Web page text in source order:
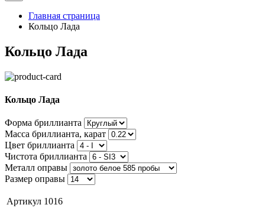
Главная страница
Кольцо Лада
Кольцо Лада
Кольцо Лада
Форма бриллианта
Масса бриллианта, карат
Цвет бриллианта
Чистота бриллианта
Металл оправы
Размер оправы
Артикул 1016